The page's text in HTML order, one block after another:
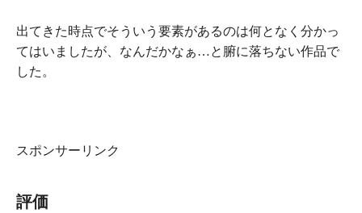
出てきた時点でそういう要素があるのは何となく分かっ
てはいましたが、 なんだかなぁ…と腑に落ちない作品で
した。
スポンサーリンク
評価